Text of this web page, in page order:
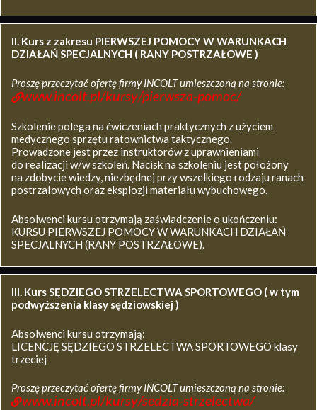
II. Kurs z zakresu PIERWSZEJ POMOCY W WARUNKACH
DZIAŁAŃ SPECJALNYCH ( RANY POSTRZAŁOWE )
Proszę przeczytać ofertę firmy INCOLT umieszczoną na stronie:
www.incolt.pl/kursy/pierwsza-pomoc/
Szkolenie polega na ćwiczeniach praktycznych z użyciem
medycznego sprzętu ratownictwa taktycznego.
Prowadzone jest przez instruktorów z uprawnieniami
do realizacji w/w szkoleń. Nacisk na szkoleniu jest położony
na zdobycie wiedzy, niezbędnej przy wszelkiego rodzaju ranach
postrzałowych oraz eksplozji materiału wybuchowego.
Absolwenci kursu otrzymają zaświadczenie o ukończeniu:
KURSU PIERWSZEJ POMOCY W WARUNKACH DZIAŁAŃ
SPECJALNYCH (RANY POSTRZAŁOWE).
III. Kurs SĘDZIEGO STRZELECTWA SPORTOWEGO ( w tym
podwyższenia klasy sędziowskiej )
Absolwenci kursu otrzymają:
LICENCJĘ SĘDZIEGO STRZELECTWA SPORTOWEGO klasy
trzeciej
Proszę przeczytać ofertę firmy INCOLT umieszczoną na stronie:
www.incolt.pl/kursy/sedzia-strzelectwa/